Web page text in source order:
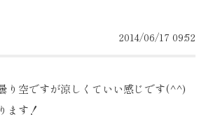
2014/06/17 09:52
り空ですが涼しくていい感じです(^^)
ます！